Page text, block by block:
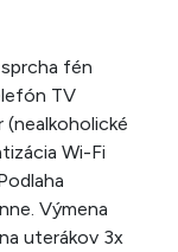
fén
TV
(nealkoholické
Wi-Fi
Výmena
uterákov 3x